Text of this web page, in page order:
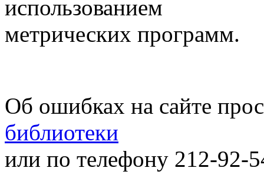
использованием
метрических программ.
Об ошибках на сайте
библиотеки
или по телефону 212-92-